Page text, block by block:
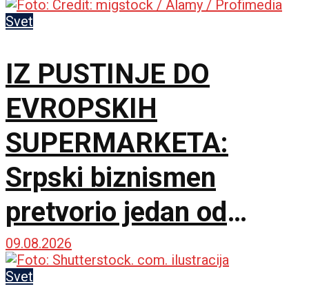
Svet
IZ PUSTINJE DO
EVROPSKIH
SUPERMARKETA:
Srpski biznismen
pretvorio jedan od
najsušnijih krajeva
Namibije u carstvo
09.08.2026
Svet